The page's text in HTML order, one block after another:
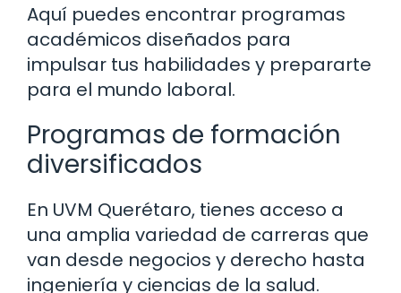
Aquí puedes encontrar programas
académicos diseñados para
impulsar tus habilidades y prepararte
para el mundo laboral.
Programas de formación
diversificados
En UVM Querétaro, tienes acceso a
una amplia variedad de carreras que
van desde negocios y derecho hasta
ingeniería y ciencias de la salud.